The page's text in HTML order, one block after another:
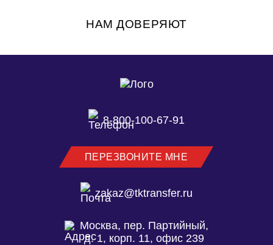
них: B2B-Center, Bidzaar, Фабрикант, OTC.ru и
НАМ ДОВЕРЯЮТ
8-800-100-67-91
ПЕРЕЗВОНИТЕ МНЕ
zakaz@tktransfer.ru
Москва, пер. Партийный,
д. 1, корп. 11, офис 239